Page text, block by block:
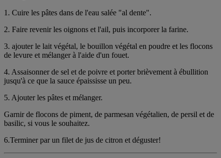
1. Cuire les pâtes dans de l'eau salée "al dente".
2. Faire revenir les oignons et l'ail, puis incorporer la farine.
3. ajouter le lait végétal, le bouillon végétal en poudre et les flocons
de levure et mélanger à l'aide d'un fouet.
4. Assaisonner de sel et de poivre et porter brièvement à ébullition
jusqu'à ce que la sauce épaississe un peu.
5. Ajouter les pâtes et mélanger.
Garnir de flocons de piment, de parmesan végétalien, de persil et de
basilic, si vous le souhaitez.
6.Terminer par un filet de jus de citron et déguster!